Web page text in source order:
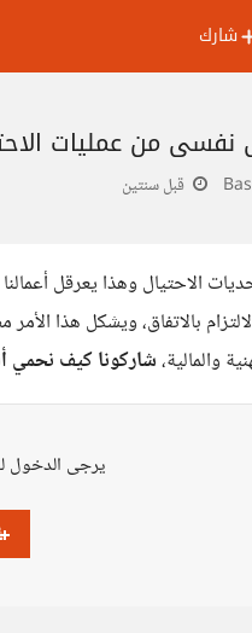
شارك
من عمليات
قبل سنتين
الاحتيال وهذا يعرقل
بالاتفاق، ويشكل هذا
والمالية،شاركوناكيف نحمي
يرجى الدخول